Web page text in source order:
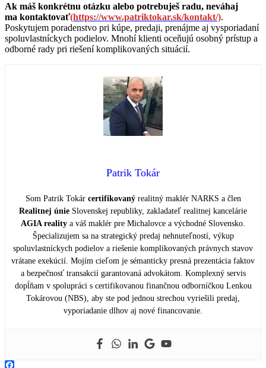
Ak máš konkrétnu otázku alebo potrebuješ radu, neváhaj
ma kontaktovať(https://www.patriktokar.sk/kontakt/).
Poskytujem poradenstvo pri kúpe, predaji, prenájme aj vysporiadaní
spoluvlastníckych podielov. Mnohí klienti oceňujú osobný prístup a
odborné rady pri riešení komplikovaných situácií.
Patrik Tokár
Som Patrik Tokár certifikovaný realitný maklér NARKS a člen
Realitnej únie Slovenskej republiky, zakladateľ realitnej kancelárie
AGIA reality a váš maklér pre Michalovce a východné Slovensko.
Špecializujem sa na strategický predaj nehnuteľností, výkup
spoluvlastníckych podielov a riešenie komplikovaných právnych stavov
vrátane exekúcií. Mojím cieľom je sémanticky presná prezentácia faktov
a bezpečnosť transakcií garantovaná advokátom. Komplexný servis
dopĺňam v spolupráci s certifikovanou finančnou odborníčkou Lenkou
Tokárovou (NBS), aby ste pod jednou strechou vyriešili predaj,
vyporiadanie dlhov aj nové financovanie.